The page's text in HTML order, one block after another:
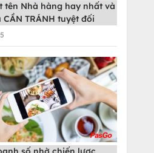
tên Nhà hàng hay nhất và
TRÁNH tuyệt đối